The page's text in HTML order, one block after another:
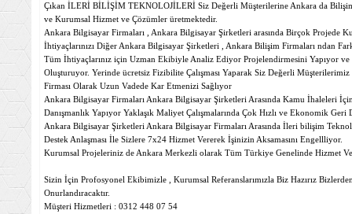
Çıkan İLERİ BİLİŞİM TEKNOLOJİLERİ Siz Değerli Müşterilerine Ankara da
ve Kurumsal Hizmet ve Çözümler üretmektedir.
Ankara Bilgisayar Firmaları , Ankara Bilgisayar Şirketleri arasında Birçok Projede
İhtiyaçlarınızı Diğer Ankara Bilgisayar Şirketleri , Ankara Bilişim Firmaları ndan
Tüm İhtiyaçlarınız için Uzman Ekibiyle Analiz Ediyor Projelendirmesini Yapıyor
Oluşturuyor. Yerinde ücretsiz Fizibilite Çalışması Yaparak Siz Değerli
Firması Olarak Uzun Vadede Kar Etmenizi Sağlıyor
Ankara Bilgisayar Firmaları Ankara Bilgisayar Şirketleri Arasında Kamu İhaleleri
Danışmanlık Yapıyor Yaklaşık Maliyet Çalışmalarında Çok Hızlı ve Ekonomik Geri
Ankara Bilgisayar Şirketleri Ankara Bilgisayar Firmaları Arasında İleri bilişim
Destek Anlaşması İle Sizlere 7x24 Hizmet Vererek İşinizin Aksamasını Engellliyor.
Kurumsal Projeleriniz de Ankara Merkezli olarak Tüm Türkiye Genelinde Hizmet
Sizin İçin Profosyonel Ekibimizle , Kurumsal Referanslarımızla Biz Hazırız
Onurlandıracaktır.
Müşteri Hizmetleri : 0312 448 07 54